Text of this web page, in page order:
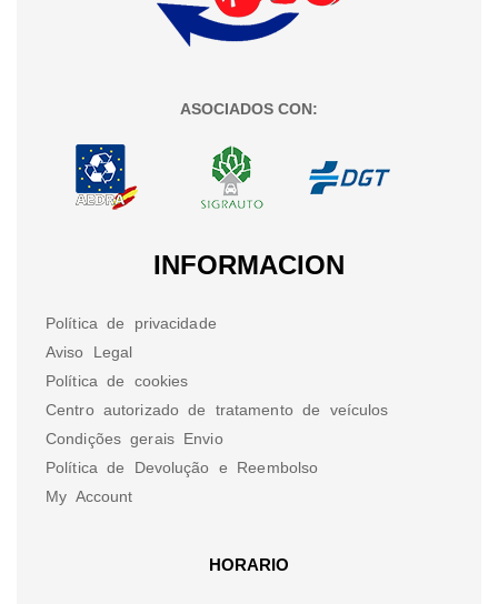
ASOCIADOS CON:
INFORMACION
Política de privacidade
Aviso Legal
Política de cookies
Centro autorizado de tratamento de veículos
Condições gerais Envio
Política de Devolução e Reembolso
My Account
HORARIO